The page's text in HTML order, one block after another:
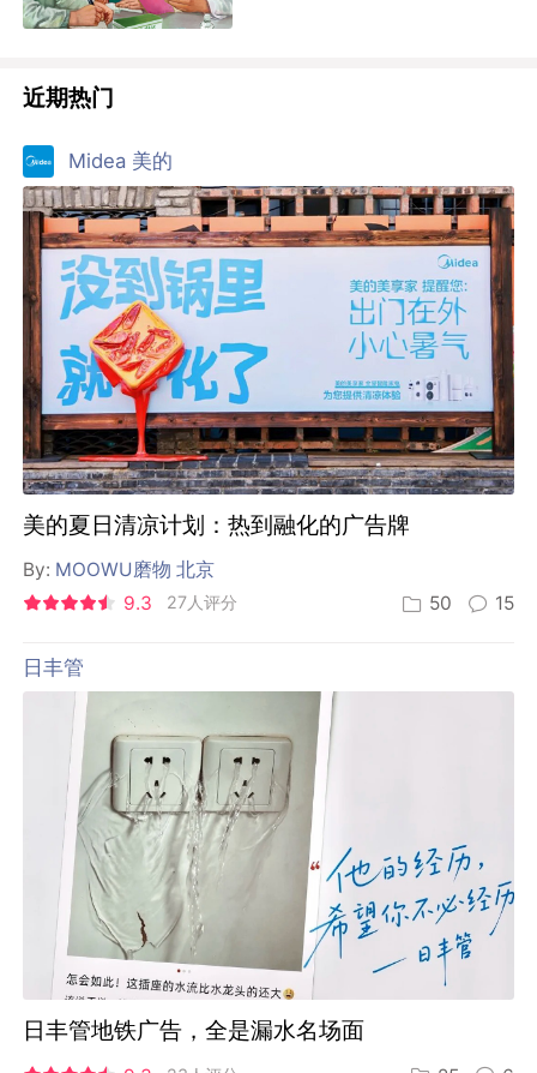
近期热门
Midea 美的
美的夏日清凉计划：热到融化的广告牌
By: MOOWU磨物 北京
9.3
27人评分 50 15
日丰管
日丰管地铁广告，全是漏水名场面